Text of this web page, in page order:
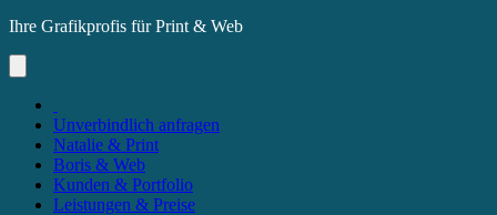
Ihre Grafikprofis für Print & Web
Unverbindlich anfragen
Natalie & Print
Boris & Web
Kunden & Portfolio
Leistungen & Preise